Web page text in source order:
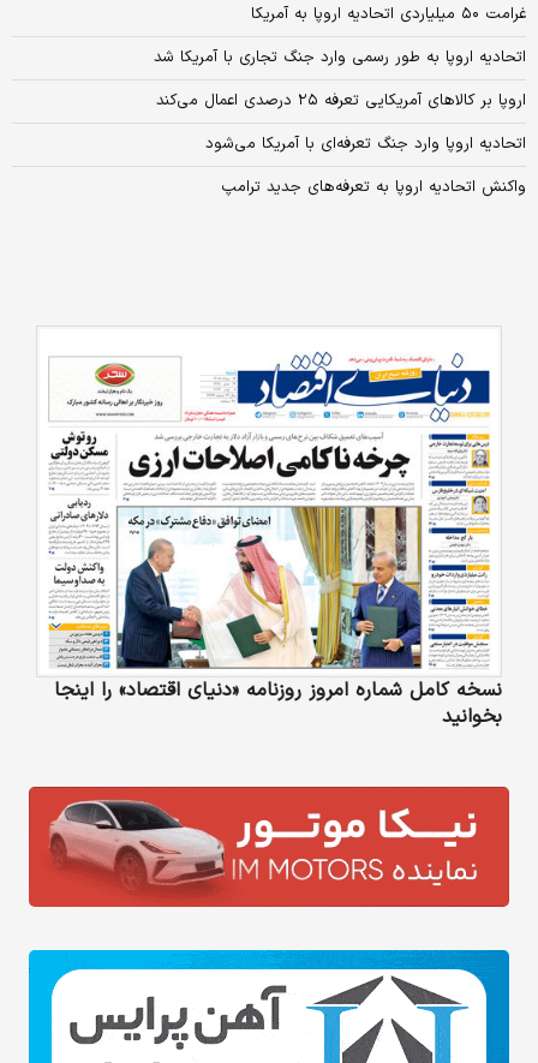
غرامت ۵۰ میلیاردی اتحادیه اروپا به آمریکا
اتحادیه اروپا به طور رسمی وارد جنگ تجاری با آمریکا شد
اروپا بر کالاهای آمریکایی تعرفه ۲۵ درصدی اعمال می‌کند
اتحادیه اروپا وارد جنگ تعرفه‌ای با آمریکا می‌شود
واکنش اتحادیه اروپا به تعرفه‌های جدید ترامپ
نسخه کامل شماره امروز روزنامه «دنیای‌ اقتصاد» را اینجا
بخوانید